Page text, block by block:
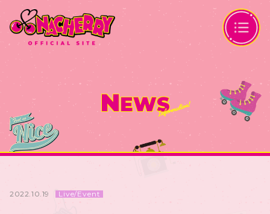
NEWS
2022.10.19 Live/Event